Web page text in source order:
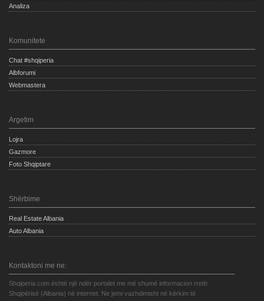
Analiza
Komunitete
Chat #shqiperia
Albforumi
Webmastera
Argetim
Lojra
Gazmore
Foto Shqiptare
Shërbime
Real Estate Albania
Auto Albania
Kontaktoni me ne:
Shqiperia.com është një ndër portalet me më shumë informacion rreth
Shqipërisë (Albania) në internet. Ne jemi vazhdimisht në kërkim të